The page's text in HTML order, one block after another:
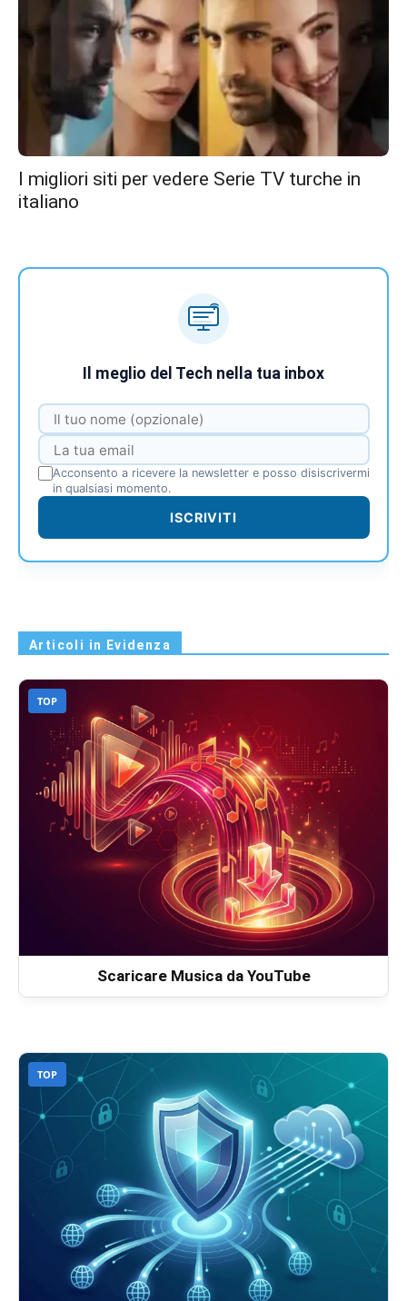
I migliori siti per vedere Serie TV turche in
italiano
Il meglio del Tech nella tua inbox
Acconsento a ricevere la newsletter e posso disiscrivermi
in qualsiasi momento.
ISCRIVITI
Articoli in Evidenza
TOP
Scaricare Musica da YouTube
TOP